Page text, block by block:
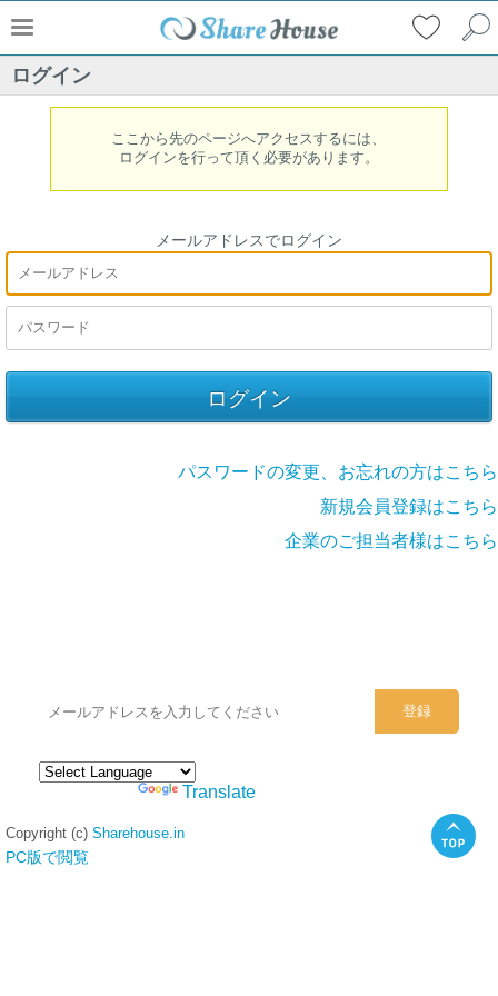
ログイン
ここから先のページへアクセスするには、
ログインを行って頂く必要があります。
メールアドレスでログイン
パスワードの変更、お忘れの方はこちら
新規会員登録はこちら
企業のご担当者様はこちら
Translate
Copyright (c) Sharehouse.in
PC版で閲覧